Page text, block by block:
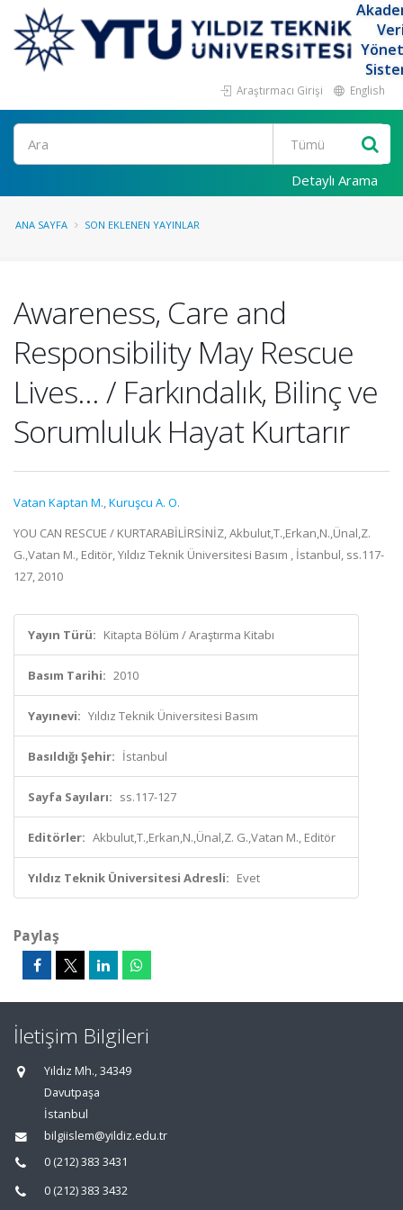
Araştırmacı Girişi English
Ara
Detaylı Arama
ANA SAYFA SON EKLENEN YAYINLAR
Awareness, Care and
Responsibility May Rescue
Lives... / Farkındalık, Bilinç ve
Sorumluluk Hayat Kurtarır
Vatan Kaptan M.,Kuruşcu A. O.
YOU CAN RESCUE / KURTARABİLİRSİNİZ, Akbulut,T.,Erkan,N.,Ünal,Z.
G.,Vatan M., Editör, Yıldız Teknik Üniversitesi Basım , İstanbul, ss.117-
127, 2010
Yayın Türü: Kitapta Bölüm / Araştırma Kitabı
Basım Tarihi: 2010
Yayınevi: Yıldız Teknik Üniversitesi Basım
Basıldığı Şehir: İstanbul
Sayfa Sayıları: ss.117-127
Editörler: Akbulut,T.,Erkan,N.,Ünal,Z. G.,Vatan M., Editör
Yıldız Teknik Üniversitesi Adresli: Evet
Paylaş
İletişim Bilgileri
Yıldız Mh., 34349
Davutpaşa
İstanbul
bilgiislem@yildiz.edu.tr
0 (212) 383 3431
0 (212) 383 3432